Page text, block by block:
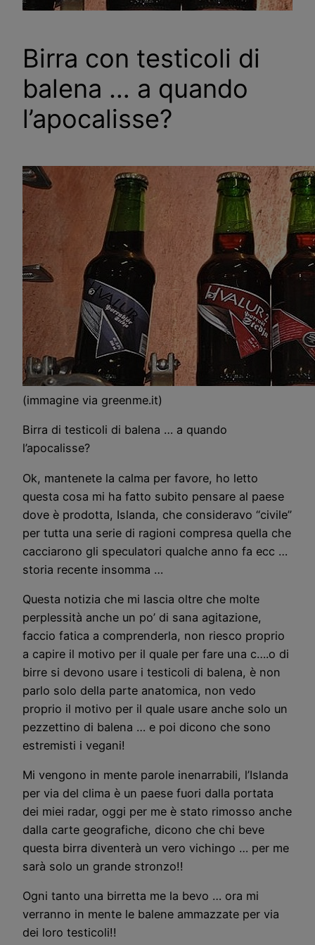
Birra con testicoli di
balena … a quando
l’apocalisse?
(immagine via greenme.it)
Birra di testicoli di balena … a quando
l’apocalisse?
Ok, mantenete la calma per favore, ho letto
questa cosa mi ha fatto subito pensare al paese
dove è prodotta, Islanda, che consideravo “civile”
per tutta una serie di ragioni compresa quella che
cacciarono gli speculatori qualche anno fa ecc …
storia recente insomma …
Questa notizia che mi lascia oltre che molte
perplessità anche un po’ di sana agitazione,
faccio fatica a comprenderla, non riesco proprio
a capire il motivo per il quale per fare una c….o di
birre si devono usare i testicoli di balena, è non
parlo solo della parte anatomica, non vedo
proprio il motivo per il quale usare anche solo un
pezzettino di balena … e poi dicono che sono
estremisti i vegani!
Mi vengono in mente parole inenarrabili, l’Islanda
per via del clima è un paese fuori dalla portata
dei miei radar, oggi per me è stato rimosso anche
dalla carte geografiche, dicono che chi beve
questa birra diventerà un vero vichingo … per me
sarà solo un grande stronzo!!
Ogni tanto una birretta me la bevo … ora mi
verranno in mente le balene ammazzate per via
dei loro testicoli!!